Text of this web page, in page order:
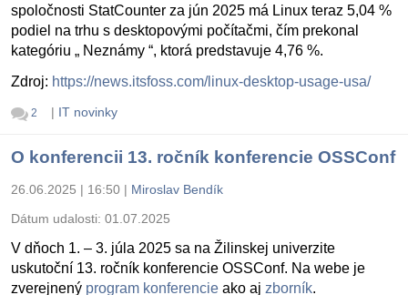
spoločnosti StatCounter za jún 2025 má Linux teraz 5,04 %
podiel na trhu s desktopovými počítačmi, čím prekonal
kategóriu „ Neznámy “, ktorá predstavuje 4,76 %.
Zdroj: https://news.itsfoss.com/linux-desktop-usage-usa/
2 | IT novinky
O konferencii 13. ročník konferencie OSSConf
26.06.2025 | 16:50 | Miroslav Bendík
Dátum udalosti: 01.07.2025
V dňoch 1. – 3. júla 2025 sa na Žilinskej univerzite
uskutoční 13. ročník konferencie OSSConf. Na webe je
zverejnený program konferencie ako aj zborník.